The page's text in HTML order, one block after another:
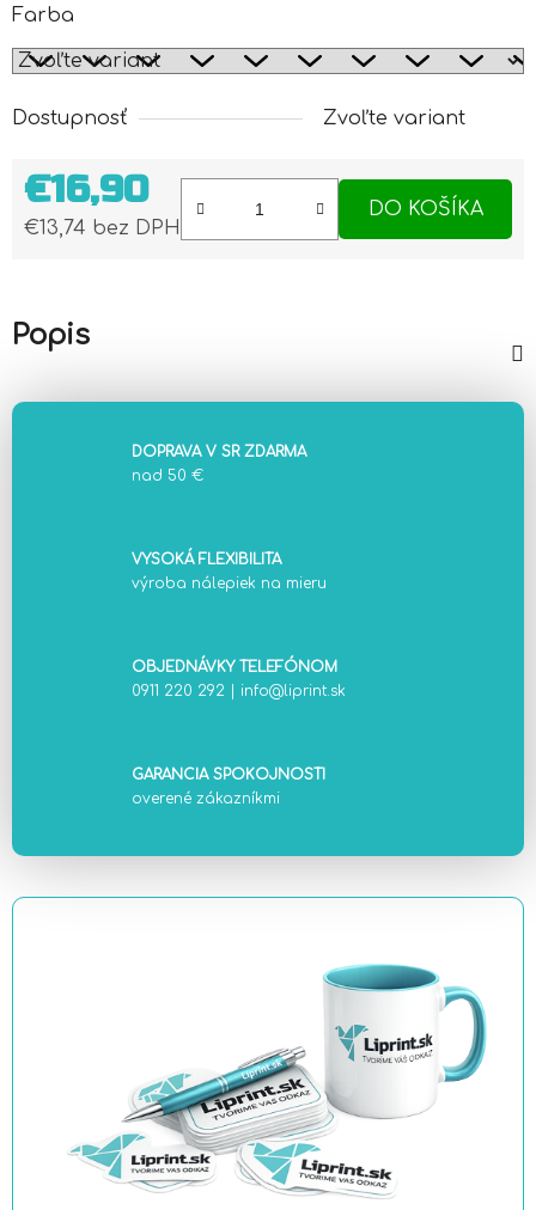
Farba
Dostupnosť Zvoľte variant
€16,90
€13,74 bez DPH
DO KOŠÍKA
Popis
DOPRAVA V SR ZDARMA
nad 50 €
VYSOKÁ FLEXIBILITA
výroba nálepiek na mieru
OBJEDNÁVKY TELEFÓNOM
0911 220 292
info@liprint.sk
GARANCIA SPOKOJNOSTI
overené zákazníkmi